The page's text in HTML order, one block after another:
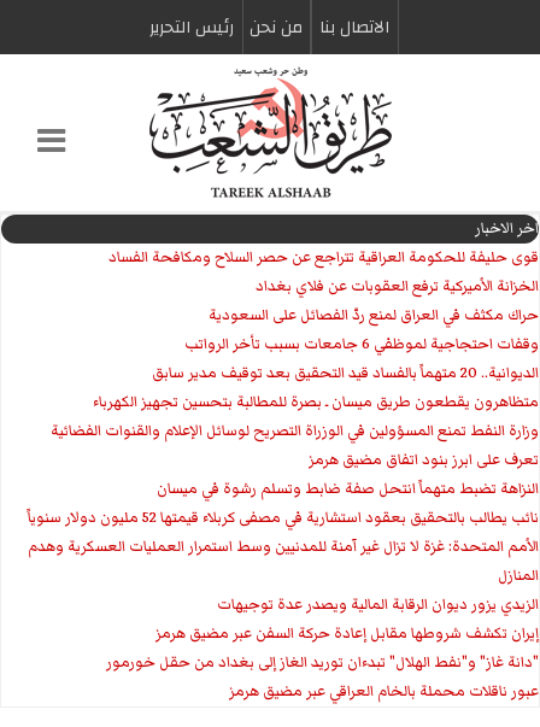
الاتصال بنا من نحن رئیس التحریر
اخر الاخبار
قوى حليفة للحكومة العراقية تتراجع عن حصر السلاح ومكافحة الفساد
الخزانة الأميركية ترفع العقوبات عن فلاي بغداد
حراك مكثف في العراق لمنع ردّ الفصائل على السعودية
وقفات احتجاجية لموظفي 6 جامعات بسبب تأخر الرواتب
الديوانية.. 20 متهماً بالفساد قيد التحقيق بعد توقيف مدير سابق
متظاهرون يقطعون طريق ميسان ـ بصرة للمطالبة بتحسين تجهيز الكهرباء
وزارة النفط تمنع المسؤولين في الوزراة التصريح لوسائل الإعلام والقنوات الفضائية
تعرف على ابرز بنود اتفاق مضيق هرمز
النزاهة تضبط متهماً انتحل صفة ضابط وتسلم رشوة في ميسان
نائب يطالب بالتحقيق بعقود استشارية في مصفى كربلاء قيمتها 52 مليون دولار سنوياً
الأمم المتحدة: غزة لا تزال غير آمنة للمدنيين وسط استمرار العمليات العسكرية وهدم
المنازل
الزيدي يزور ديوان الرقابة المالية ويصدر عدة توجيهات
إيران تكشف شروطها مقابل إعادة حركة السفن عبر مضيق هرمز
"دانة غاز" و"نفط الهلال" تبدءان توريد الغاز إلى بغداد من حقل خورمور
عبور ناقلات محملة بالخام العراقي عبر مضيق هرمز